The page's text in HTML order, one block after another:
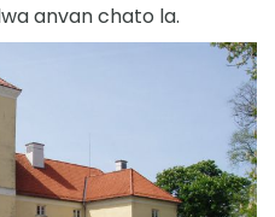
anvan chato la.